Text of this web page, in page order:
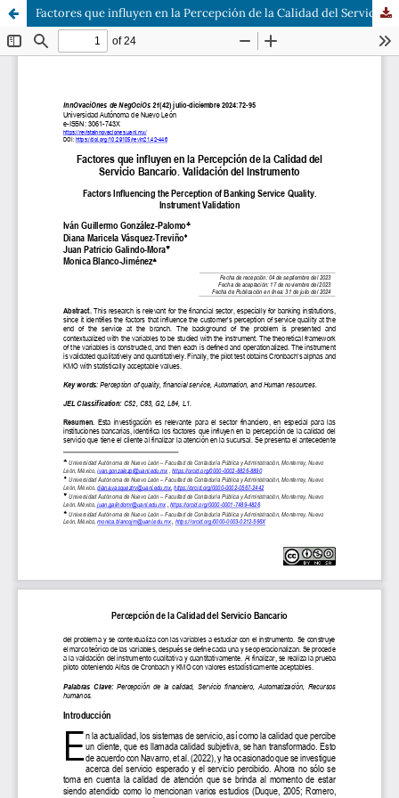
Factores que influyen en la Percepción de la Calidad del Servicio Bancario (Validación del Instrumento)